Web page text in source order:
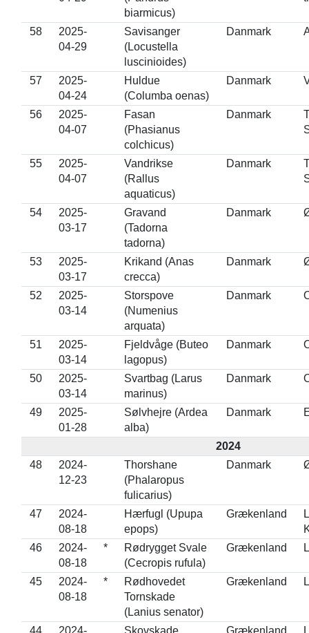
biarmicus)
58
2025-
04-29
Savisanger
(Locustella
luscinioides)
Danmark
57
2025-
04-24
Huldue
(Columba oenas)
Danmark
56
2025-
04-07
Fasan
(Phasianus
colchicus)
Danmark
55
2025-
04-07
Vandrikse
(Rallus
aquaticus)
Danmark
54
2025-
03-17
Gravand
(Tadorna
tadorna)
Danmark
53
2025-
03-17
Krikand (Anas
crecca)
Danmark
52
2025-
03-14
Storspove
(Numenius
arquata)
Danmark
51
2025-
03-14
Fjeldvåge (Buteo
lagopus)
Danmark
50
2025-
03-14
Svartbag (Larus
marinus)
Danmark
49
2025-
01-28
Sølvhejre (Ardea
alba)
Danmark
2024
48
2024-
12-23
Thorshane
(Phalaropus
fulicarius)
Danmark
47
2024-
08-18
Hærfugl (Upupa
epops)
Grækenland
46
2024-
08-18
*
Rødrygget Svale
(Cecropis rufula)
Grækenland
45
2024-
08-18
*
Rødhovedet
Tornskade
(Lanius senator)
Grækenland
44
2024-
Skovskade
Grækenland